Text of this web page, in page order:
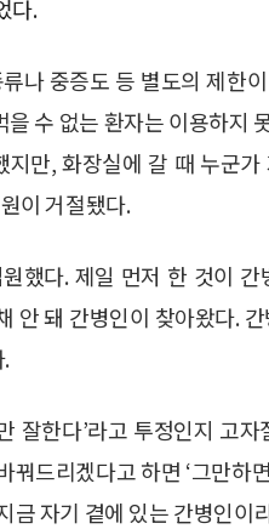
다.
나 중증도 등 별도의 제한
수 없는 환자는 이용하지
만, 화장실에 갈 때 누군
이 거절됐다.
했다. 제일 먼저 한 것이
안 돼 간병인이 찾아왔다.
잘한다’라고 투정인지 고
꿔드리겠다고 하면 ‘그만하
금 자기 곁에 있는 간병인이